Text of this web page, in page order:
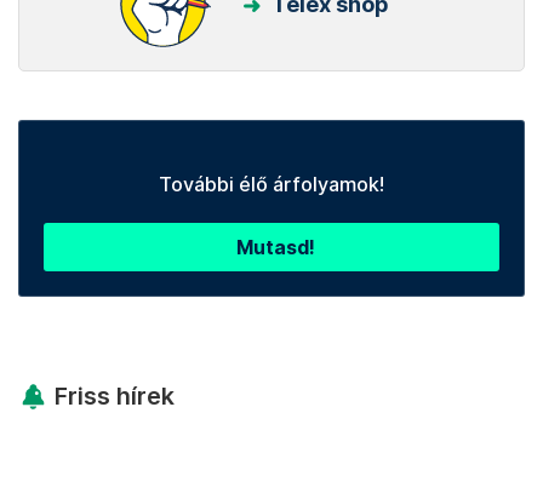
További élő árfolyamok!
Mutasd!
Friss hírek